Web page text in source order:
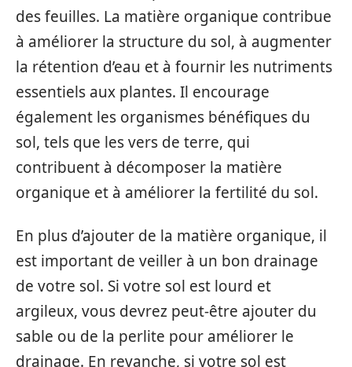
des feuilles. La matière organique contribue
à améliorer la structure du sol, à augmenter
la rétention d’eau et à fournir les nutriments
essentiels aux plantes. Il encourage
également les organismes bénéfiques du
sol, tels que les vers de terre, qui
contribuent à décomposer la matière
organique et à améliorer la fertilité du sol.
En plus d’ajouter de la matière organique, il
est important de veiller à un bon drainage
de votre sol. Si votre sol est lourd et
argileux, vous devrez peut-être ajouter du
sable ou de la perlite pour améliorer le
drainage. En revanche, si votre sol est